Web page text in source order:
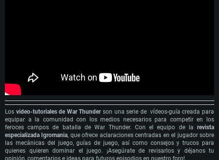
Para Linux
Mínimo
SO: Windows 10 (64 bits)
Procesador: Doble núcleo 2,2 GHz
Memoria: 4 GB
Tarjeta de Video: Tarjeta de vídeo de nivel DirectX 11: AMD Radeon 77XX / NVIDIA
GeForce GTX 660. La resolución mínima admitida para el juego es 720p.
Red: Conexión a Internet de banda ancha
Disco Duro: 23.1 GB (Cliente Mínimo)
Mínimo
SO: Mac OS Big Sur 11.0 o posterior
Procesador: Core i5, mínimo 2,2 GHz (Intel Xeon no es compatible)
Memoria: 6 GB
Tarjeta de Vídeo: Intel Iris Pro 5200 (Mac), o análoga de AMD/Nvidia para Mac. La
resolución mínima admitida para el juego es 720p con soporte Metal.
Red: Conexión a Internet de banda ancha
Disco Duro: 22.1 GB (Cliente Mínimo)
Mínimo
SO: La mayoría de las distribuciones Linux modernas de 64 bits
Procesador: Doble núcleo 2.4 GHz
Memoria: 4 GB
Tarjeta de Vídeo: NVIDIA 660 con los últimos controladores propios (no más de 6
meses) / AMD similar con los últimos controladores propios (no más de 6 meses; la
resolución mínima admitida para el juego es 720p) con soporte Vulkan.
Red: Conexión a Internet de banda ancha
Disco Duro: 22.1 GB (Cliente Mínimo)
Los video-tutoriales de War Thunder son una serie de vídeos-guía creada para
equipar a la comunidad con los medios necesarios para competir en los
feroces campos de batalla de War Thunder. Con el equipo de la revista
especializada Igromania, que ofrece aclaraciones centradas en el jugador sobre
las mecánicas del juego, guías de juego, así como consejos y trucos para
quienes quieren dominar el juego. ¡Asegúrate de revisarlos y déjanos tu
opinión, comentarios e ideas para futuros episodios en nuestro foro!.